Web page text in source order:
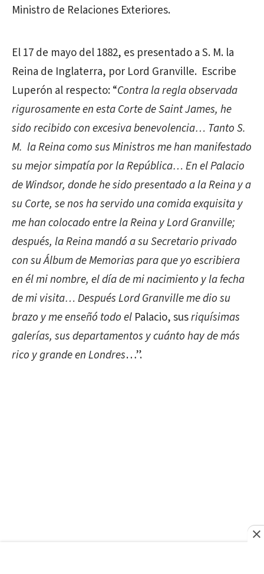
Ministro de Relaciones Exteriores.
El 17 de mayo del 1882, es presentado a S. M. la
Reina de Inglaterra, por Lord Granville. Escribe
Luperón al respecto: “Contra la regla observada
rigurosamente en esta Corte de Saint James, he
sido recibido con excesiva benevolencia… Tanto S.
M. la Reina como sus Ministros me han manifestado
su mejor simpatía por la República… En el Palacio
de Windsor, donde he sido presentado a la Reina y a
su Corte, se nos ha servido una comida exquisita y
me han colocado entre la Reina y Lord Granville;
después, la Reina mandó a su Secretario privado
con su Álbum de Memorias para que yo escribiera
en él mi nombre, el día de mi nacimiento y la fecha
de mi visita… Después Lord Granville me dio su
brazo y me enseñó todo el Palacio, susriquísimas
galerías, sus departamentos y cuánto hay de más
rico y grande en Londres…”.